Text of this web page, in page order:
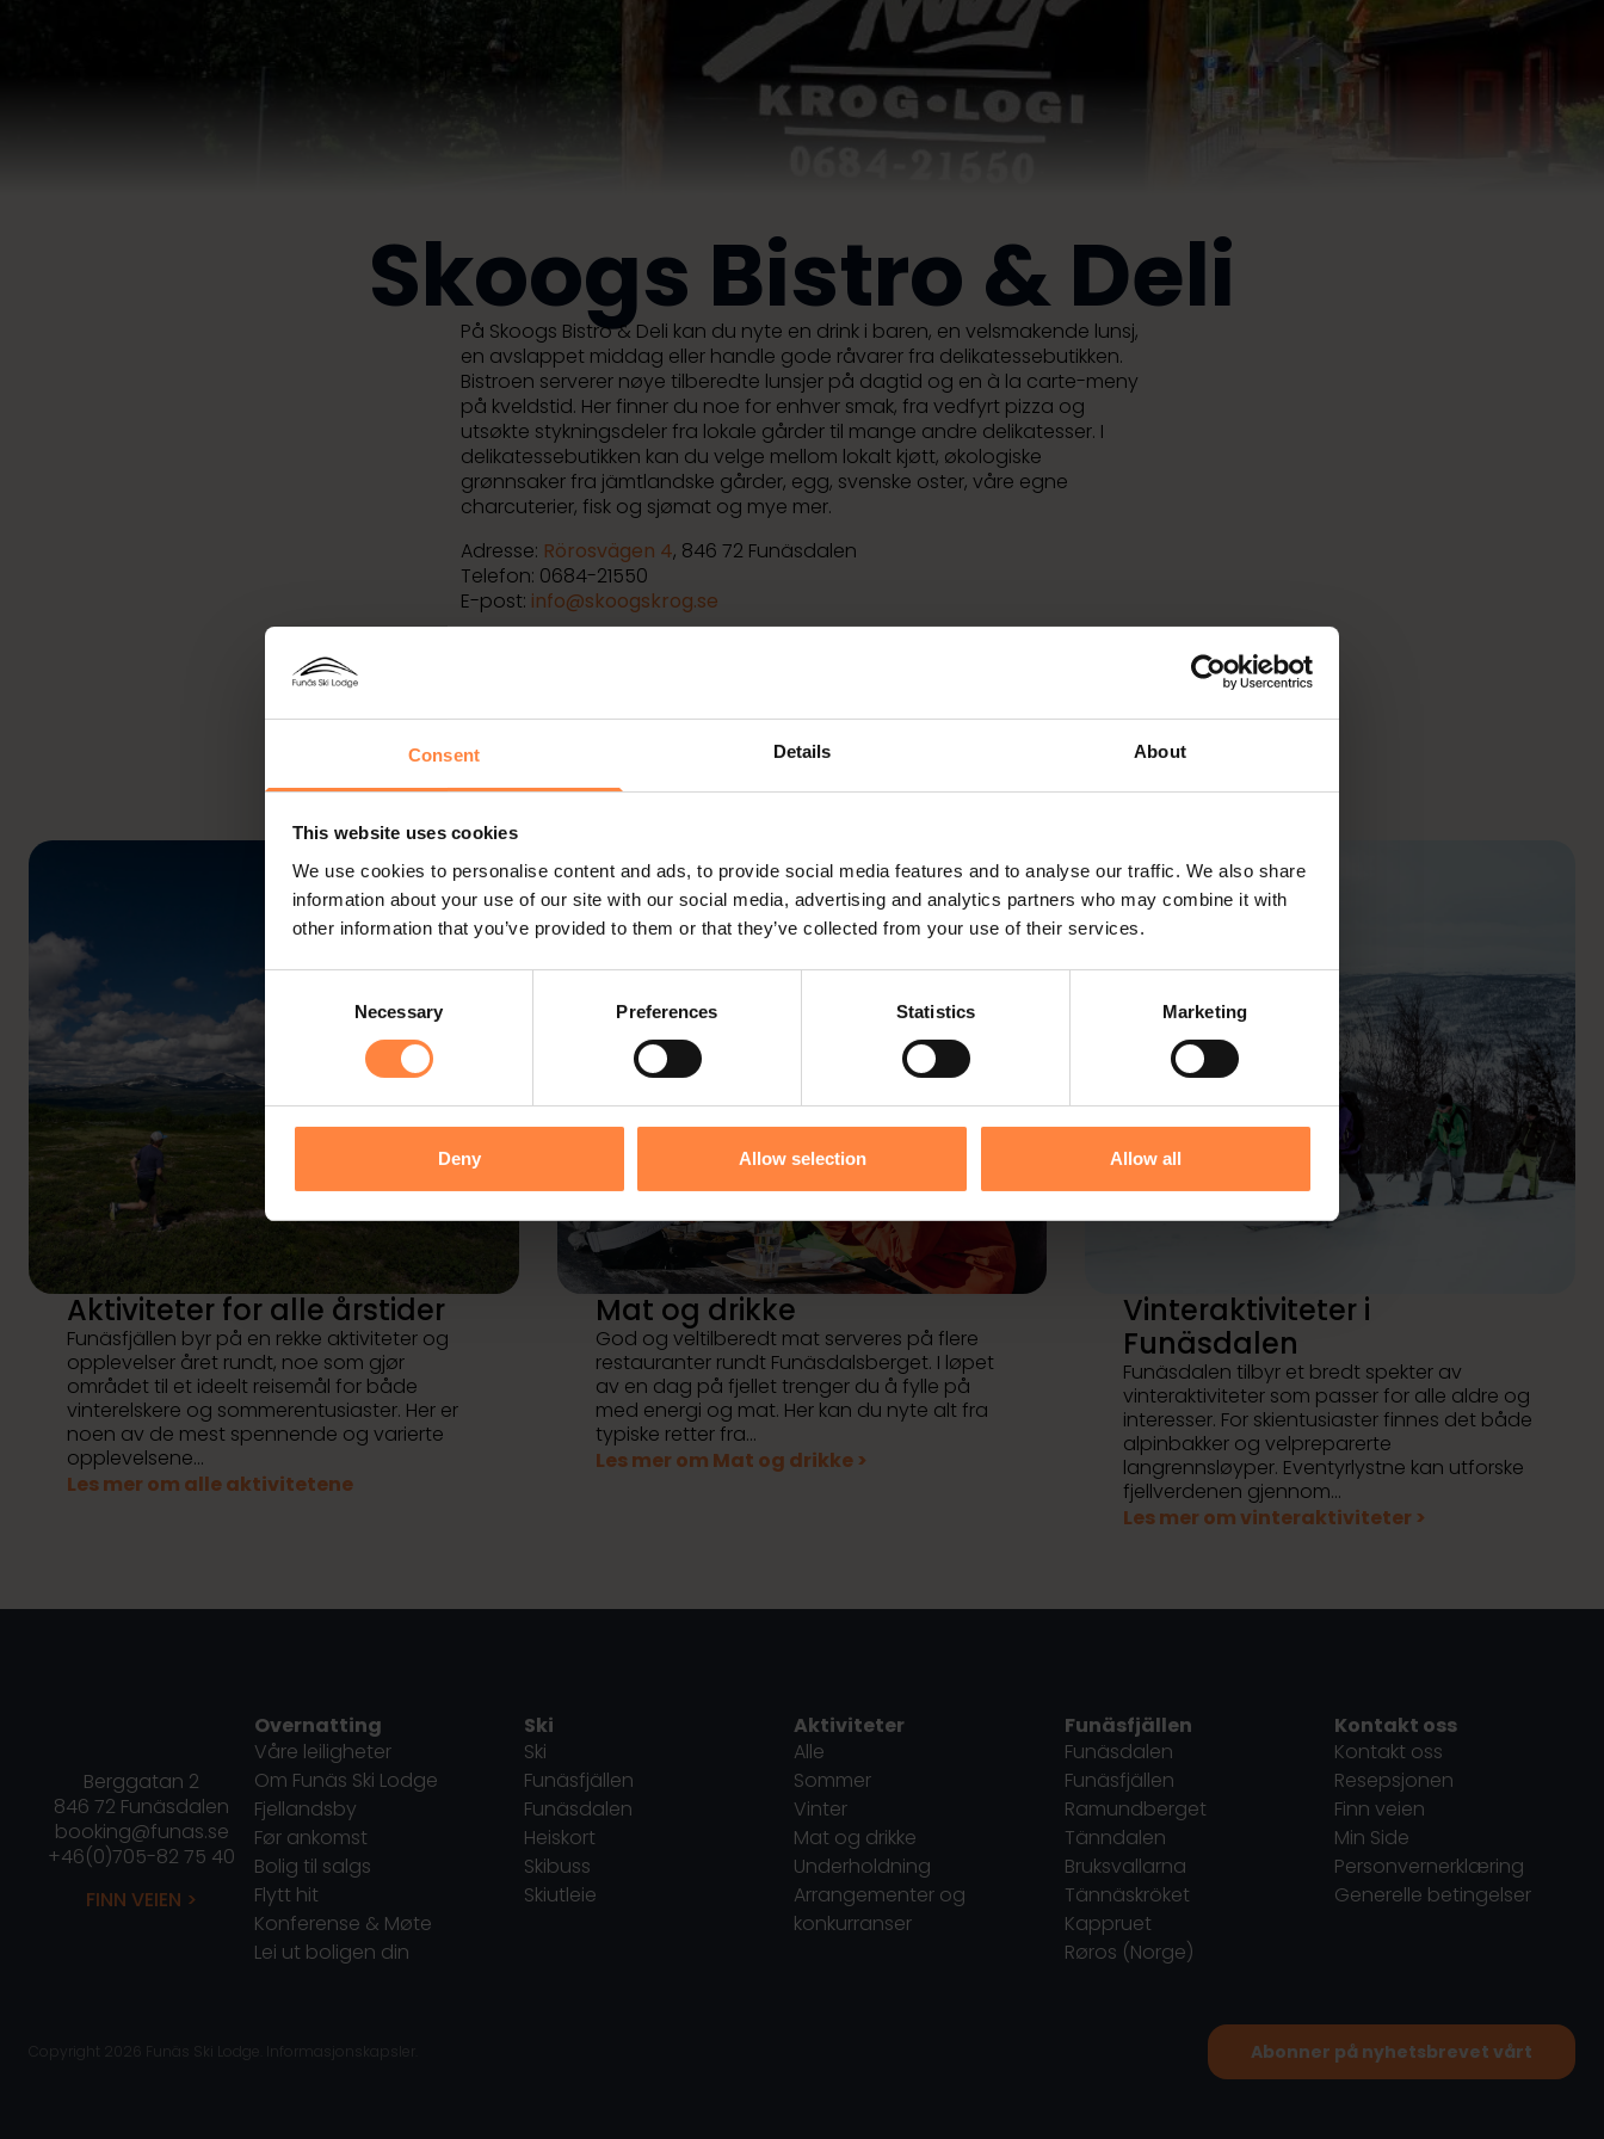
Consent Details About
This website uses cookies
We use cookies to personalise content and ads, to provide social media features and to analyse our traffic. We also share
information about your use of our site with our social media, advertising and analytics partners who may combine it with
other information that you’ve provided to them or that they’ve collected from your use of their services.
Necessary Preferences Statistics Marketing
Deny Allow selection Allow all
Skoogs Bistro & Deli
På Skoogs Bistro & Deli kan du nyte en drink i baren, en velsmakende lunsj,
en avslappet middag eller handle gode råvarer fra delikatessebutikken.
Bistroen serverer nøye tilberedte lunsjer på dagtid og en à la carte-meny
på kveldstid. Her finner du noe for enhver smak, fra vedfyrt pizza og
utsøkte stykningsdeler fra lokale gårder til mange andre delikatesser. I
delikatessebutikken kan du velge mellom lokalt kjøtt, økologiske
grønnsaker fra jämtlandske gårder, egg, svenske oster, våre egne
charcuterier, fisk og sjømat og mye mer.
Adresse: Rörosvägen 4, 846 72 Funäsdalen
Telefon: 0684-21550
E-post: info@skoogskrog.se
Aktiviteter for alle årstider
Funäsfjällen byr på en rekke aktiviteter og
opplevelser året rundt, noe som gjør
området til et ideelt reisemål for både
vinterelskere og sommerentusiaster. Her er
noen av de mest spennende og varierte
opplevelsene...
Les mer om alle aktivitetene
Mat og drikke
God og veltilberedt mat serveres på flere
restauranter rundt Funäsdalsberget. I løpet
av en dag på fjellet trenger du å fylle på
med energi og mat. Her kan du nyte alt fra
typiske retter fra...
Les mer om Mat og drikke >
Vinteraktiviteter i
Funäsdalen
Funäsdalen tilbyr et bredt spekter av
vinteraktiviteter som passer for alle aldre og
interesser. For skientusiaster finnes det både
alpinbakker og velpreparerte
langrennsløyper. Eventyrlystne kan utforske
fjellverdenen gjennom...
Les mer om vinteraktiviteter >
Berggatan 2
846 72 Funäsdalen
booking@funas.se
+46(0)705-82 75 40
FINN VEIEN >
Overnatting
Våre leiligheter
Om Funäs Ski Lodge
Fjellandsby
Før ankomst
Bolig til salgs
Flytt hit
Konferense & Møte
Lei ut boligen din
Ski
Ski
Funäsfjällen
Funäsdalen
Heiskort
Skibuss
Skiutleie
Aktiviteter
Alle
Sommer
Vinter
Mat og drikke
Underholdning
Arrangementer og
konkurranser
Funäsfjällen
Funäsdalen
Funäsfjällen
Ramundberget
Tänndalen
Bruksvallarna
Tännäskröket
Kappruet
Røros (Norge)
Kontakt oss
Kontakt oss
Resepsjonen
Finn veien
Min Side
Personvernerklæring
Generelle betingelser
Copyright 2026 Funäs Ski Lodge. Informasjonskapsler. Abonner på nyhetsbrevet vårt